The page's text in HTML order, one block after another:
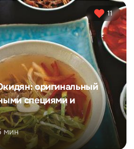
11
оригинальный
специями и
мин